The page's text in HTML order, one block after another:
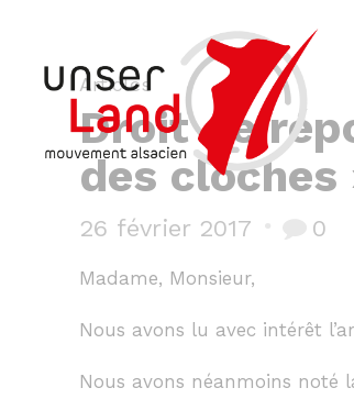
Articles
Droit de
des cloches
26 février 2017 0
Madame, Monsieur,
Nous avons lu avec intérêt
Nous avons néanmoins